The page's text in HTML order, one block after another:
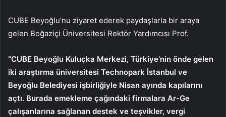
CUBE Beyoğlu’nu ziyaret ederek paydaşlarla bir araya
gelen Boğaziçi Üniversitesi Rektör Yardımcısı Prof.
“CUBE Beyoğlu Kuluçka Merkezi, Türkiye’nin önde gelen
iki araştırma üniversitesi Technopark İstanbul ve
Beyoğlu Belediyesi işbirliğiyle Nisan ayında kapılarını
açtı. Burada emekleme çağındaki firmalara Ar-Ge
çalışanlarına sağlanan destek ve teşvikler, vergi